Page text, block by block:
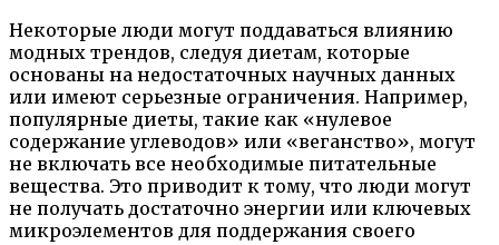
Некоторые люди могут поддаваться влиянию
модных трендов, следуя диетам, которые
основаны на недостаточных научных данных
или имеют серьезные ограничения. Например,
популярные диеты, такие как «нулевое
содержание углеводов» или «веганство», могут
не включать все необходимые питательные
вещества. Это приводит к тому, что люди могут
не получать достаточно энергии или ключевых
микроэлементов для поддержания своего